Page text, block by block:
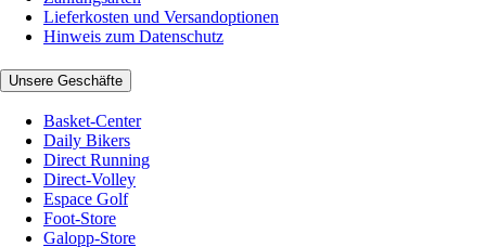
Lieferkosten und Versandoptionen
Hinweis zum Datenschutz
Unsere Geschäfte
Basket-Center
Daily Bikers
Direct Running
Direct-Volley
Espace Golf
Foot-Store
Galopp-Store